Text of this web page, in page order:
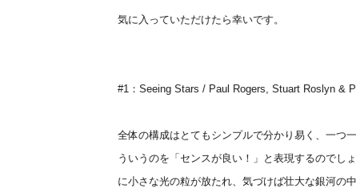
気に入っていただけたら幸いです。
#1：Seeing Stars / Paul Rogers, Stuart Roslyn &
全体の構成はとてもシンプルで分かり易く、一つ
ういうのを「センスが良い！」と表現するのでし
に小さな光の粒が放たれ、気づけば壮大な銀河の